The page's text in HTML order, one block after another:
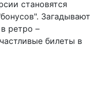
становятся
Загадывают
ретро –
билеты в